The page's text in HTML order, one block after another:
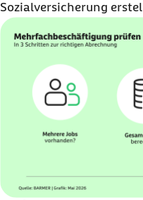
Sozialversicherung